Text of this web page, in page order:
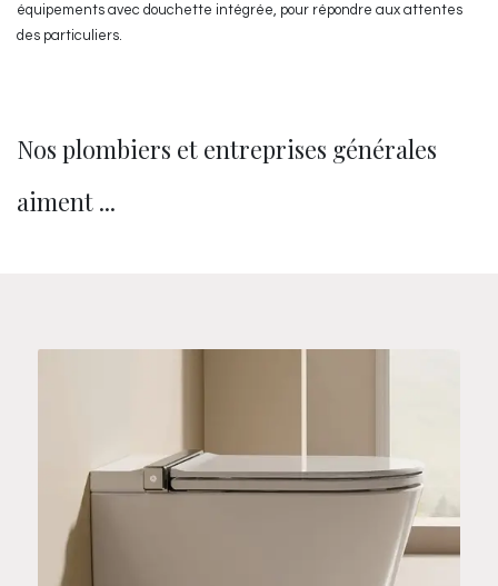
équipements avec douchette intégrée, pour répondre aux attentes
des particuliers.
Nos plombiers et entreprises générales
aiment ...